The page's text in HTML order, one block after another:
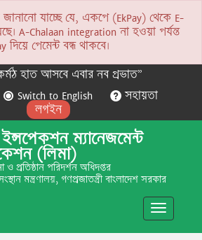
যাচ্ছে যে, একপে (EkPay) থেকে E-
A-Chalaan integration না হওয়া পর্যন্ত
দিয়ে পেমেন্ট বন্ধ থাকবে।
হাত আসবে এবার নব প্রভাত”
Switch to English
সহায়তা
লগইন
ম্যানেজমেন্ট
(লিমা)
ও প্রতিষ্ঠান পরিদর্শন অধিদপ্তর
মন্ত্রণালয়, গণপ্রজাতন্ত্রী বাংলাদেশ সরকার
Toggle